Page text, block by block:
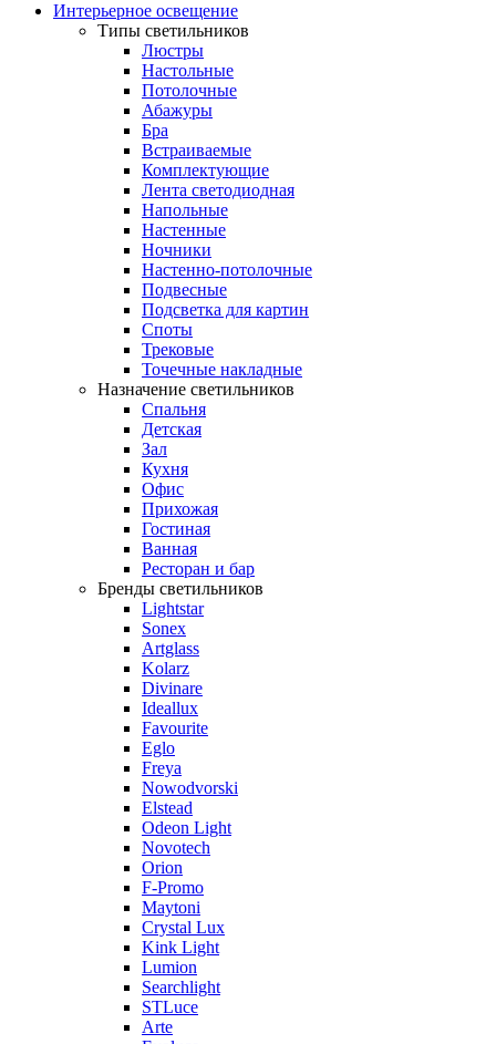
Интерьерное освещение
Типы светильников
Люстры
Настольные
Потолочные
Абажуры
Бра
Встраиваемые
Комплектующие
Лента светодиодная
Напольные
Настенные
Ночники
Настенно-потолочные
Подвесные
Подсветка для картин
Споты
Трековые
Точечные накладные
Назначение светильников
Спальня
Детская
Зал
Кухня
Офис
Прихожая
Гостиная
Ванная
Ресторан и бар
Бренды светильников
Lightstar
Sonex
Artglass
Kolarz
Divinare
Ideallux
Favourite
Eglo
Freya
Nowodvorski
Elstead
Odeon Light
Novotech
Orion
F-Promo
Maytoni
Crystal Lux
Kink Light
Lumion
Searchlight
STLuce
Arte